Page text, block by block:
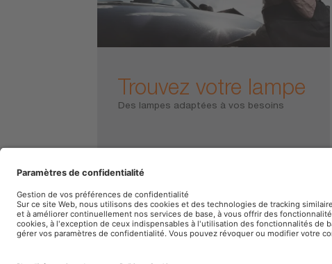
Trouvez votre lampe
Des lampes adaptées à vos besoins